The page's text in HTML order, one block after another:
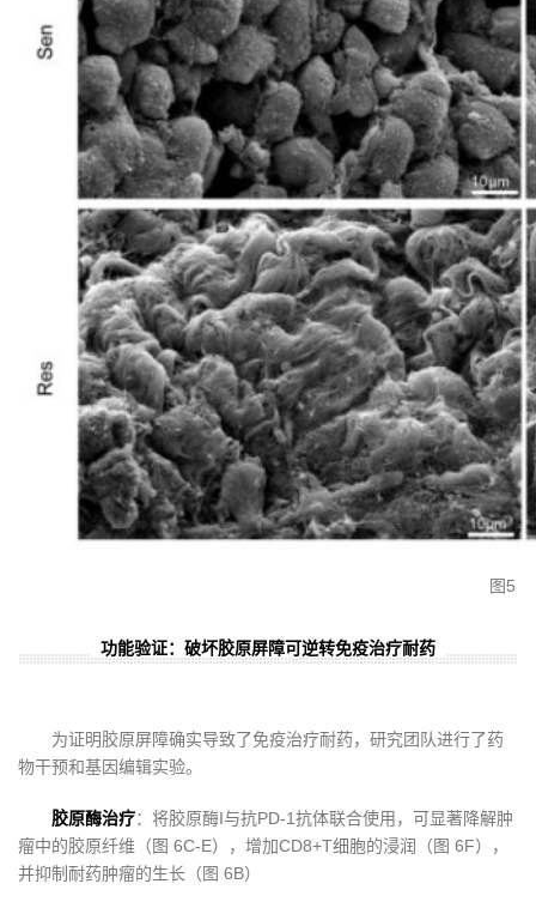
图5
功能验证：破坏胶原屏障可逆转免疫治疗耐药
为证明胶原屏障确实导致了免疫治疗耐药，研究团队进行了药
物干预和基因编辑实验。
胶原酶治疗：将胶原酶I与抗PD-1抗体联合使用，可显著降解肿
瘤中的胶原纤维（图 6C-E），增加CD8+T细胞的浸润（图 6F），
并抑制耐药肿瘤的生长（图 6B）